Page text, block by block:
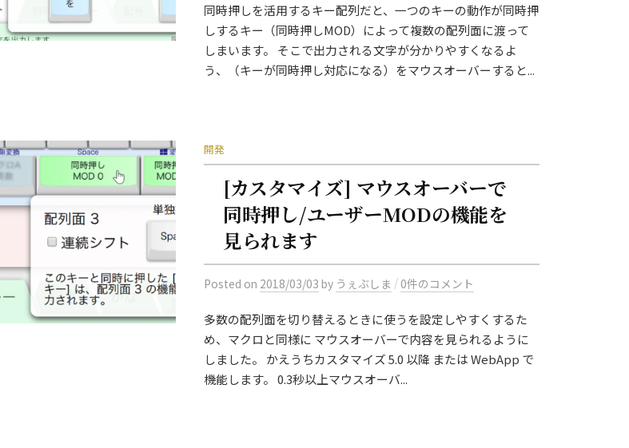
同時押しを活用するキー配列だと、一つのキーの動作が同時押
しするキー（同時押しMOD）によって複数の配列面に渡って
しまいます。 そこで出力される文字が分かりやすくなるよ
う、（キーが同時押し対応になる）をマウスオーバーすると...
開発
[カスタマイズ] マウスオーバーで
同時押し/ユーザーMODの機能を
見られます
Posted on 2018/03/03 by うぇぶしま / 0件のコメント
多数の配列面を切り替えるときに使うを設定しやすくするた
め、マクロと同様に マウスオーバーで内容を見られるように
しました。 かえうちカスタマイズ 5.0 以降 または WebApp で
機能します。 0.3秒以上マウスオーバ...